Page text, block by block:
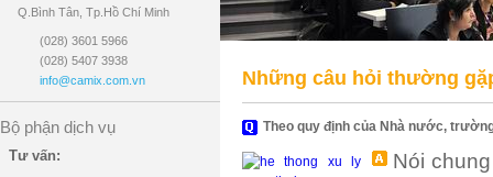
Q.Bình Tân, Tp.Hồ Chí Minh
(028) 3601 5966
(028) 5407 3938
info@camix.com.vn
Bộ phận dịch vụ
Tư vấn:
Những câu hỏi thường
Theo quy định của Nhà nước,
Nói